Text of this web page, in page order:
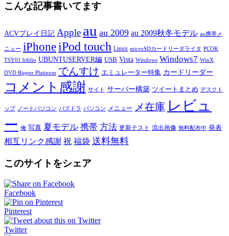
こんな記事書いてます
ACVプレイ日記 Apple au au 2009 au 2009秋冬モデル au携帯メ
ニュー iPhoneiPod touch Linux microSDカードリーダライタ PCOK
TSY01 biblio UBUNTUSERVER編 USB Vista Windows Windows7 WinX
DVD Ripper Platinum でんすけ エミュレーター特集 カードリーダー
コメント感謝 サイト サーバー構築 ツイートまとめ デスクト
ップ ノートパソコン パズドラ パソコン メニュー メ在庫 レビュ
ー 俺 写真 夏モデル 携帯 方法 更新テスト 流出画像 無料配布中 発表
相互リンク感謝 祝 福袋 送料無料
このサイトをシェア
Facebook
Pinterest
Twitter